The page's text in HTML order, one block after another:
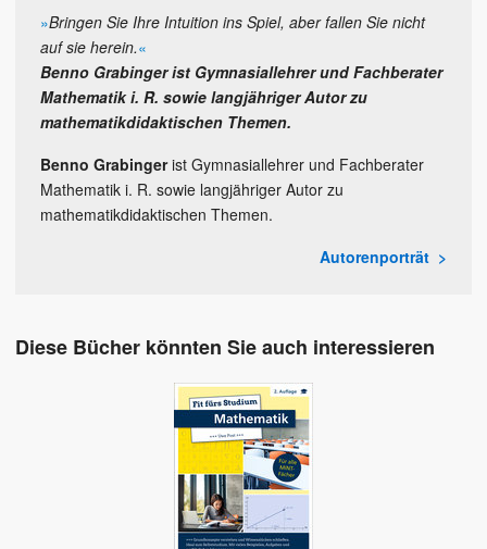
»Bringen Sie Ihre Intuition ins Spiel, aber fallen Sie nicht
auf sie herein.«
Benno Grabingerist Gymnasiallehrer und Fachberater
Mathematik i. R. sowie langjähriger Autor zu
mathematikdidaktischen Themen.
Benno Grabingerist Gymnasiallehrer und Fachberater
Mathematik i. R. sowie langjähriger Autor zu
mathematikdidaktischen Themen.
Autorenporträt
Diese Bücher könnten Sie auch interessieren